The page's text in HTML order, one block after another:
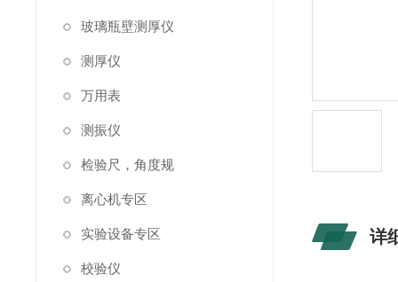
玻璃瓶壁测厚仪
测厚仪
万用表
测振仪
检验尺，角度规
离心机专区
实验设备专区
校验仪
详